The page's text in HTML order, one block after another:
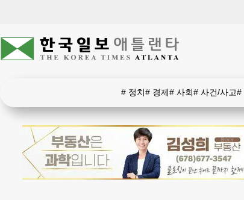
# 정치# 경제# 사회# 사건/사고#